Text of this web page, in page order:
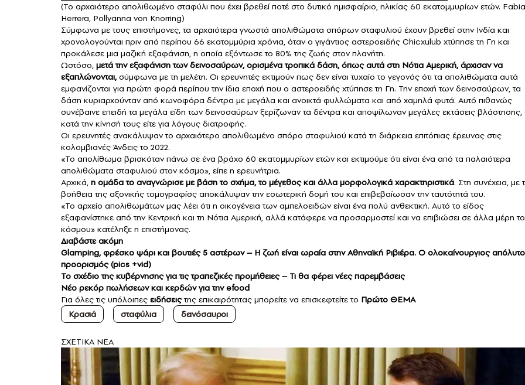
(Το αρχαιότερο απολιθωμένο σταφύλι που έχει βρεθεί ποτέ στο δυτικό ημισφαίριο, ηλικίας 60 εκατομμυρίων ετών.
Herrera, Pollyanna von Knorring)
Σύμφωνα με τους επιστήμονες, τα αρχαιότερα γνωστά απολιθώματα σπόρων σταφυλιού έχουν βρεθεί στην Ινδία και
χρονολογούνται πριν από περίπου 66 εκατομμύρια χρόνια, όταν ο γιγάντιος αστεροειδής Chicxulub χτύπησε τη Γη και
προκάλεσε μια μαζική εξαφάνιση, η οποία εξόντωσε το 80% της ζωής στον πλανήτη.
Ωστόσο, μετά την εξαφάνιση των δεινοσαύρων, ορισμένα τροπικά δάση, όπως αυτά στη Νότια Αμερική, άρχισαν να
εξαπλώνονται,σύμφωνα με τη μελέτη. Οι ερευνητές εκτιμούν πως δεν είναι τυχαίο το γεγονός ότι τα απολιθώματα αυτά
εμφανίζονται για πρώτη φορά περίπου την ίδια εποχή που ο αστεροειδής χτύπησε τη Γη. Την εποχή των δεινοσαύρων, τα
δάση κυριαρχούνταν από κωνοφόρα δέντρα με μεγάλα και ανοικτά φυλλώματα και από χαμηλά φυτά. Αυτό πιθανώς
συνέβαινε επειδή τα μεγάλα είδη των δεινοσαύρων ξερίζωναν τα δέντρα και αποψίλωναν μεγάλες εκτάσεις βλάστησης,
κατά την κίνησή τους είτε για λόγους διατροφής.
Οι ερευνητές ανακάλυψαν το αρχαιότερο απολιθωμένο σπόρο σταφυλιού κατά τη διάρκεια επιτόπιας έρευνας στις
κολομβιανές Άνδεις το 2022.
«Το απολίθωμα βρισκόταν πάνω σε ένα βράχο 60 εκατομμυρίων ετών και εκτιμούμε ότι είναι ένα από τα παλαιότερα
απολιθώματα σταφυλιού στον κόσμο», είπε η ερευνήτρια.
Αρχικά, η ομάδα το αναγνώρισε με βάση το σχήμα, το μέγεθος και άλλα μορφολογικά χαρακτηριστικά. Στη συνέχεια, με
βοήθεια της αξονικής τομογραφίσς αποκάλυψαν την εσωτερική δομή του και επιβεβαίωσαν την ταυτότητά του.
«Το αρχείο απολιθωμάτων μας λέει ότι η οικογένεια των αμπελοειδών είναι ένα πολύ ανθεκτική. Αυτό το είδος
εξαφανίστηκε από την Κεντρική και τη Νότια Αμερική, αλλά κατάφερε να προσαρμοστεί και να επιβιώσει σε άλλα μέρη
κόσμου» κατέληξε η επιστήμονας.
Διαβάστε ακόμη
Glamping, φρέσκο ψάρι και βουτιές 5 αστέρων – Η ζωή είναι ωραία στην Αθηναϊκή Ριβιέρα. Ο ολοκαίνουργιος
προορισμός (pics +vid)
Το σχέδιο της κυβέρνησης για τις τραπεζικές προμήθειες – Τι θα φέρει νέες παρεμβάσεις
Νέο ρεκόρ πωλήσεων και κερδών για την efood
Για όλες τις υπόλοιπες ειδήσεις της επικαιρότητας μπορείτε να επισκεφτείτε το Πρώτο ΘΕΜΑ
Κρασιά
σταφύλια δεινόσαυροι
ΣXETIKA NEA